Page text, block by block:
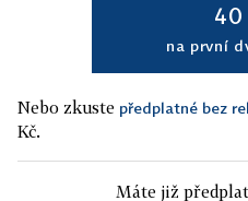
40
na první
Nebo zkuste předplatné bez
Kč.
Máte již